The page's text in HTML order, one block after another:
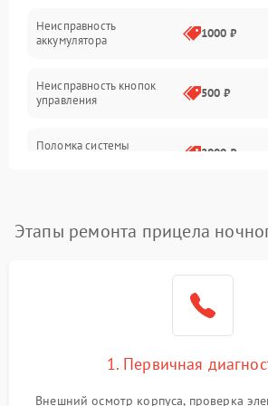
Неисправность
аккумулятора
1000 ₽
Неисправность кнопок
управления
500 ₽
Поломка системы
2000 ₽
1000 ₽
Повреждение системы
Этапы ремонта прицела
1. Первичная
Внешний осмотр корпуса, проверка